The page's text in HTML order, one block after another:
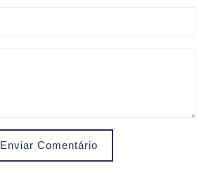
Enviar Comentário